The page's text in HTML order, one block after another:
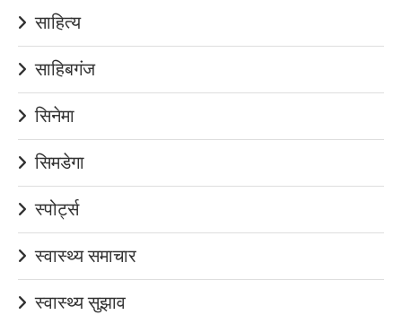
साहित्य
साहिबगंज
सिनेमा
सिमडेगा
स्पोर्ट्स
स्वास्थ्य समाचार
स्वास्थ्य सुझाव